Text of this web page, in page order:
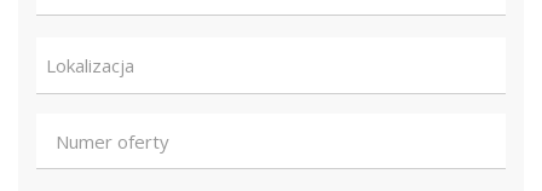
Lokalizacja